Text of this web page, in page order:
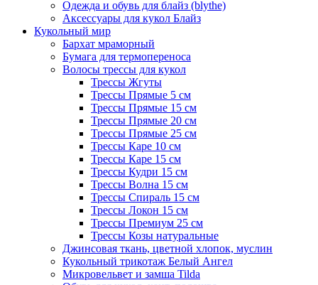
Одежда и обувь для блайз (blythe)
Аксессуары для кукол Блайз
Кукольный мир
Бархат мраморный
Бумага для термопереноса
Волосы трессы для кукол
Трессы Жгуты
Трессы Прямые 5 см
Трессы Прямые 15 см
Трессы Прямые 20 см
Трессы Прямые 25 см
Трессы Каре 10 см
Трессы Каре 15 см
Трессы Кудри 15 см
Трессы Волна 15 см
Трессы Спираль 15 см
Трессы Локон 15 см
Трессы Премиум 25 см
Трессы Козы натуральные
Джинсовая ткань, цветной хлопок, муслин
Кукольный трикотаж Белый Ангел
Микровельвет и замша Tilda